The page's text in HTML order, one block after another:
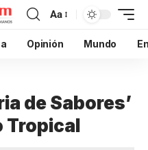
Aa
Opinión Mundo
de Sabores’
Tropical